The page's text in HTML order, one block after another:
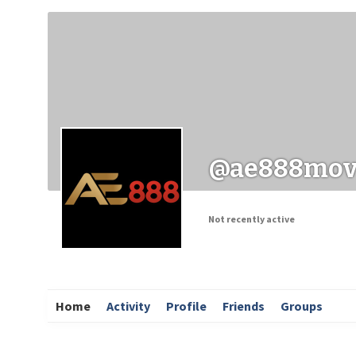
Заходи
Not recently active
Home Activity Profile Friends Groups